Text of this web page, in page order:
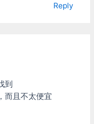
Reply
到
而且不太便宜